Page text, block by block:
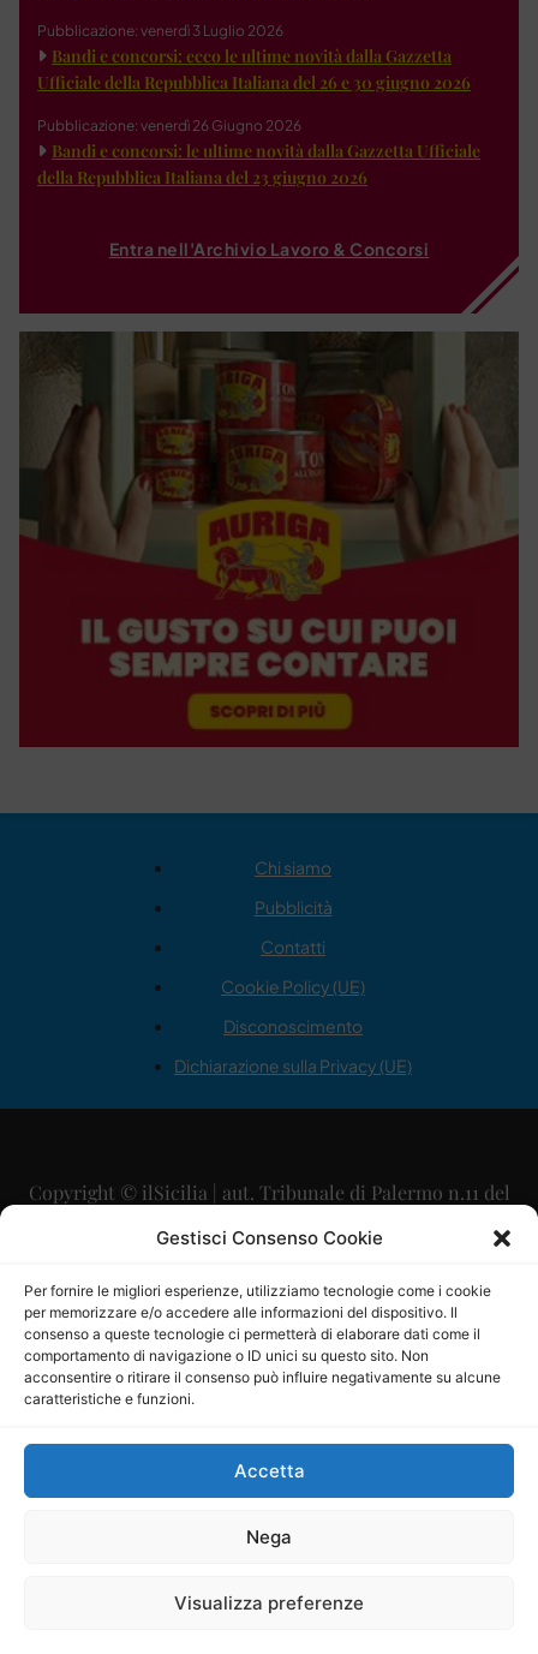
Gestisci Consenso Cookie
Per fornire le migliori esperienze, utilizziamo tecnologie come i cookie
per memorizzare e/o accedere alle informazioni del dispositivo. Il
consenso a queste tecnologie ci permetterà di elaborare dati come il
comportamento di navigazione o ID unici su questo sito. Non
acconsentire o ritirare il consenso può influire negativamente su alcune
caratteristiche e funzioni.
Accetta
Nega
Visualizza preferenze
Pubblicazione: venerdì 3 Luglio 2026
Bandi e concorsi: ecco le ultime novità dalla Gazzetta
Ufficiale della Repubblica Italiana del 26 e 30 giugno 2026
Pubblicazione: venerdì 26 Giugno 2026
Bandi e concorsi: le ultime novità dalla Gazzetta Ufficiale
della Repubblica Italiana del 23 giugno 2026
Entra nell'Archivio Lavoro & Concorsi
Chi siamo
Pubblicità
Contatti
Cookie Policy (UE)
Disconoscimento
Dichiarazione sulla Privacy (UE)
Copyright © ilSicilia | aut. Tribunale di Palermo n.11 del
29/09/2015
Direttore Editoriale: Maurizio Scaglione
Direttore Responsabile: Maria Calabrese
P.IVA: 06334930820
Mercurio Comunicazione Società Cooperativa a r.l. è
iscritta al Registro degli Operatori di Comunicazione al
Sito gestito daLa Digitale srl–info@ladigitale.it